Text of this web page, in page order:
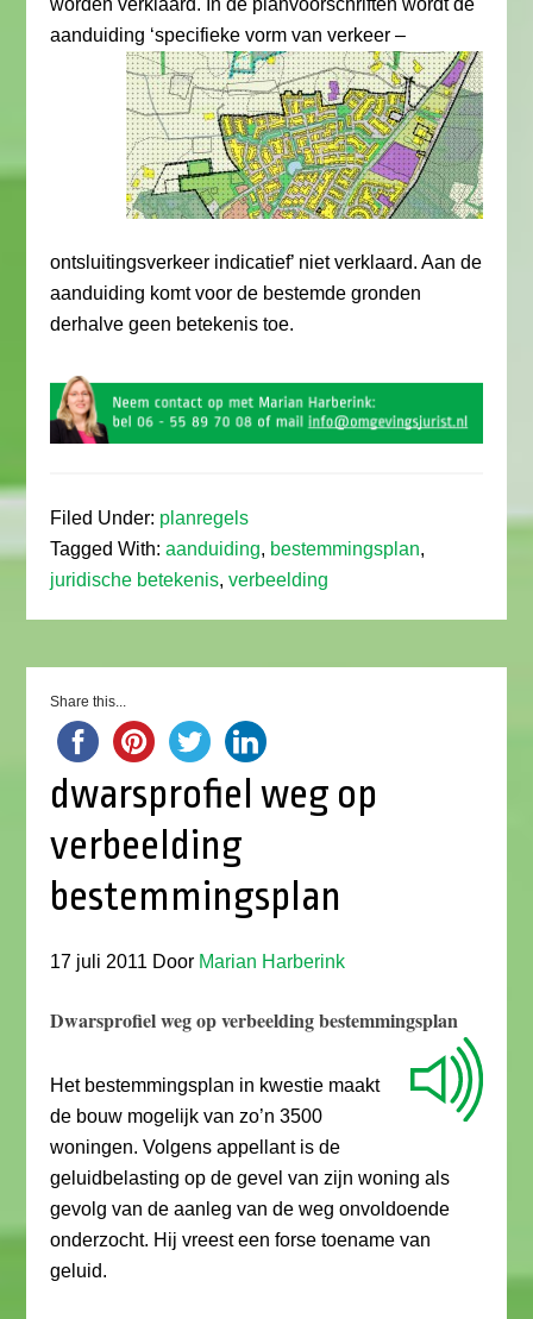
aanduiding ‘specifieke vormvan verkeer –
ontsluitingsverkeer indicatief’ niet verklaard. Aan de
aanduiding komt voor de bestemde gronden
derhalve geen betekenis toe.
Filed Under: planregels
Tagged With:aanduiding, bestemmingsplan,
juridische betekenis,verbeelding
Share this...
dwarsprofiel weg op
verbeelding
bestemmingsplan
17 juli 2011 Door Marian Harberink
Dwarsprofiel weg op verbeelding bestemmingsplan
Het bestemmingsplan in kwestie maakt
de bouw mogelijk van zo’n 3500
woningen. Volgens appellant is de
geluidbelasting op de gevel van zijn woning als
gevolg van de aanleg van de weg onvoldoende
onderzocht. Hij vreest een forse toename van
geluid.